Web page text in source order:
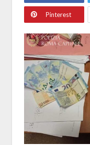
Pinterest